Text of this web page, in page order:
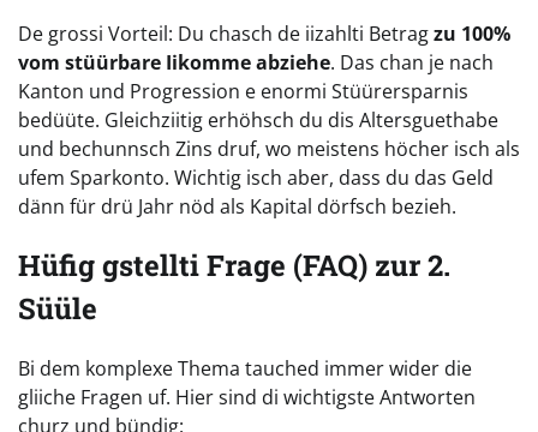
De grossi Vorteil: Du chasch de iizahlti Betragzu 100%
vom stüürbare Iikomme abziehe. Das chan je nach
Kanton und Progression e enormi Stüürersparnis
bedüüte. Gleichziitig erhöhsch du dis Altersguethabe
und bechunnsch Zins druf, wo meistens höcher isch als
ufem Sparkonto. Wichtig isch aber, dass du das Geld
dänn für drü Jahr nöd als Kapital dörfsch bezieh.
Hüfig gstellti Frage (FAQ) zur 2.
Süüle
Bi dem komplexe Thema tauched immer wider die
gliiche Fragen uf. Hier sind di wichtigste Antworten
churz und bündig: